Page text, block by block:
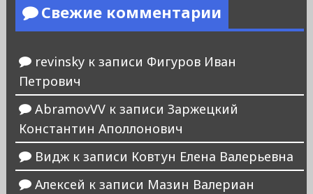
Свежие комментарии
revinskyк записи Фигуров Иван
Петрович
AbramovVVк записи Заржецкий
Константин Аполлонович
Виджк записи Ковтун Елена Валерьевна
Алексей к записи Мазин Валериан